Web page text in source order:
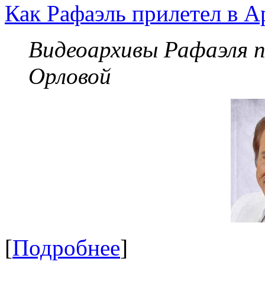
Как Рафаэль прилетел в
Видеоархивы Рафаэля
Орловой
[Подробнее]